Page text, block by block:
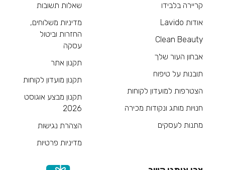
קריירה בלבידו
אודות Lavido
Clean Beauty
אבחון העור שלך
תובנות על טיפוח
הצטרפות למועדון לקוחות
חנויות מותג ונקודות מכירה
מתנות לעסקים
שאלות תשובות
מדיניות משלוחים,
החזרות וביטול
עסקה
תקנון אתר
תקנון מועדון לקוחות
תקנון מבצע אוגוסט
2026
הצהרת נגישות
מדיניות פרטיות